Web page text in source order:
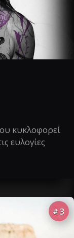
κυκλοφορεί
ευλογίες
# 3